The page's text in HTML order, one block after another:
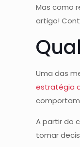
Mas como
artigo!
Uma das
estratégia
A partir do
tomar